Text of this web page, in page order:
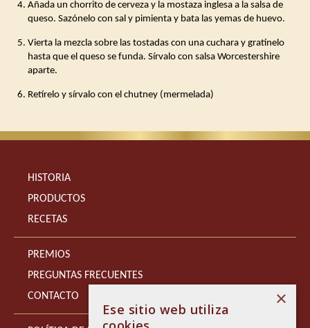
Añada un chorrito de cerveza y la mostaza inglesa a la salsa de
queso. Sazónelo con sal y pimienta y bata las yemas de huevo.
Vierta la mezcla sobre las tostadas con una cuchara y gratínelo
hasta que el queso se funda. Sírvalo con salsa Worcestershire
aparte.
Retírelo y sírvalo con el chutney (mermelada)
HISTORIA
PRODUCTOS
RECETAS
PREMIOS
PREGUNTAS FRECUENTES
CONTACTO
×
Ese sitio web utiliza